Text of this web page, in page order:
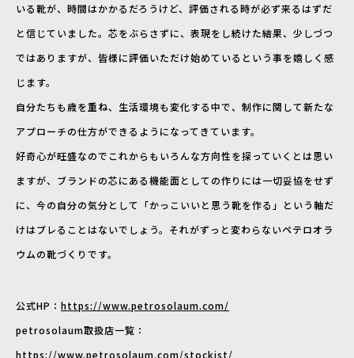
いる靴が、時間はかかるだろうけど、評価される時が必ず来るはずだ
と信じていました。芯をぶらさずに、表現をし続けた結果、少しづつ
ではありますが、皆様に評価いただけ始めているという事を嬉しく感
じます。
自分たちも歳を重ね、生活環境も変化する中で、制作に関して新たな
アプローチの仕方ができるようになってきています。
好奇心が旺盛なのでこれからもいろんな方向性を探っていくとは思い
ますが、ブランドの芯にある機能面としての作りには一切妥協をせず
に、今の自分の気分として「かっこいいと思う靴を作る」という軸だ
けはブレることはないでしょう。それがずっと変わらないペテロオラ
ウムの靴づくりです。
公式HP： https://www.petrosolaum.com/
petrosolaum取扱店一覧：
https://www.petrosolaum.com/stockist/